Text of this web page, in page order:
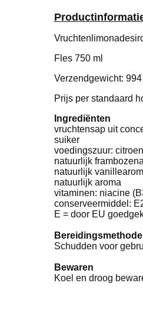
Fles 750 ml
Verzendgewicht:
Prijs per standaard
Ingrediënten
vruchtensap uit
suiker
voedingszuur:
natuurlijk
natuurlijk
natuurlijk aroma
vitaminen: niacine
conserveermiddel:
E = door EU
Bereidingsmethode
Schudden voor
Bewaren
Koel en droog